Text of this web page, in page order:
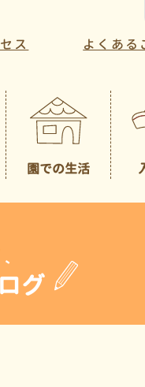
ス よくある
園での生活
一日の様子 園見
-
グ